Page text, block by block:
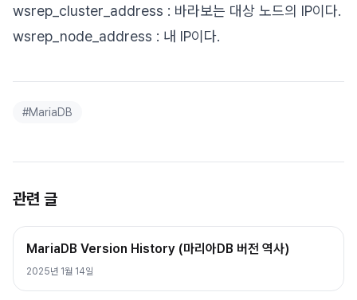
wsrep_cluster_address : 바라보는 대상 노드의 IP이다.
wsrep_node_address : 내 IP이다.
#MariaDB
관련 글
MariaDB Version History (마리아DB 버전 역사)
2025년 1월 14일